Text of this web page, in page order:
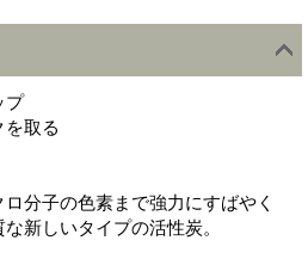
プ
取る
分子の色素まで強力にすばやく
新しいタイプの活性炭。